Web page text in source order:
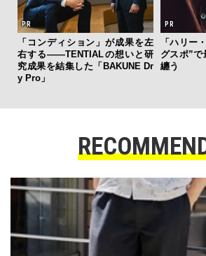
「コンディション」が成果を左
右する——TENTIALの想いと研
究成果を結集した「BAKUNE Dr
y Pro」
「ハリー
グスポ”で
纏う